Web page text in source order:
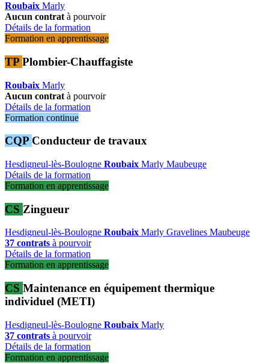
Roubaix Marly
Aucun contrat à pourvoir
Détails de la formation
Formation en apprentissage
TP Plombier-Chauffagiste
Roubaix Marly
Aucun contrat à pourvoir
Détails de la formation
Formation continue
CQP Conducteur de travaux
Hesdigneul-lès-Boulogne Roubaix Marly Maubeuge
Détails de la formation
Formation en apprentissage
CS Zingueur
Hesdigneul-lès-Boulogne Roubaix Marly Gravelines Maubeuge
37 contrats à pourvoir
Détails de la formation
Formation en apprentissage
CS Maintenance en équipement thermique
individuel (METI)
Hesdigneul-lès-Boulogne Roubaix Marly
37 contrats à pourvoir
Détails de la formation
Formation en apprentissage